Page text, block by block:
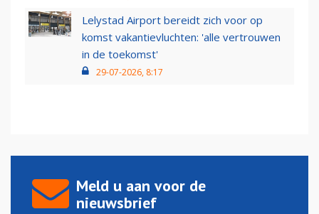
Lelystad Airport bereidt zich voor op
komst vakantievluchten: 'alle vertrouwen
in de toekomst'
29-07-2026, 8:17
Meld u aan voor de
nieuwsbrief